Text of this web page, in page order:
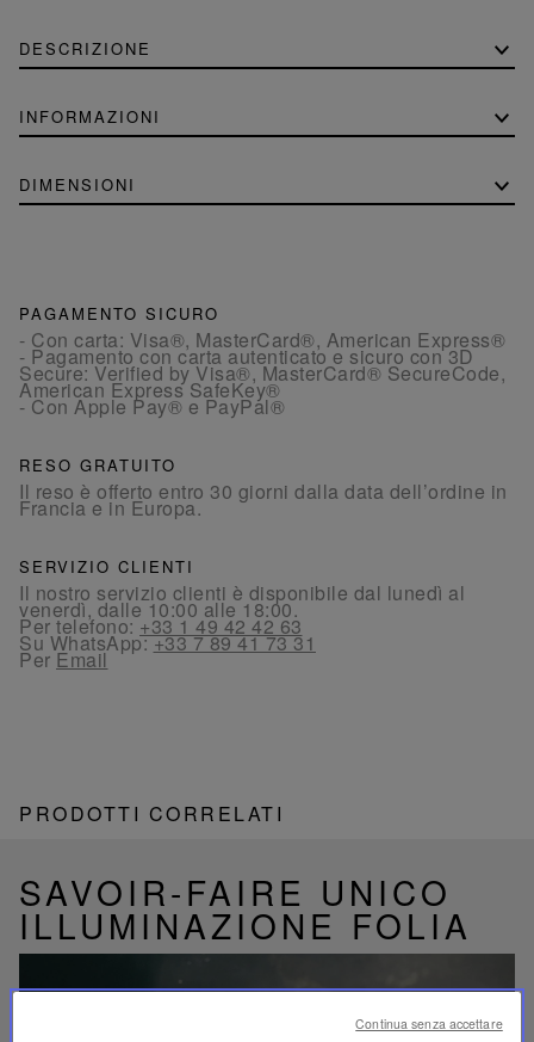
DESCRIZIONE
INFORMAZIONI
DIMENSIONI
PAGAMENTO SICURO
- Con carta: Visa®, MasterCard®, American Express®
- Pagamento con carta autenticato e sicuro con 3D
Secure: Verified by Visa®, MasterCard® SecureCode,
American Express SafeKey®
- Con Apple Pay® e PayPal®
RESO GRATUITO
Il reso è offerto entro 30 giorni dalla data dell’ordine in
Francia e in Europa.
SERVIZIO CLIENTI
Il nostro servizio clienti è disponibile dal lunedì al
venerdì, dalle 10:00 alle 18:00.
Per telefono:+33 1 49 42 42 63
Su WhatsApp:+33 7 89 41 73 31
PerEmail
PRODOTTI CORRELATI
SAVOIR-FAIRE UNICO
ILLUMINAZIONE FOLIA
Continua senza accettare